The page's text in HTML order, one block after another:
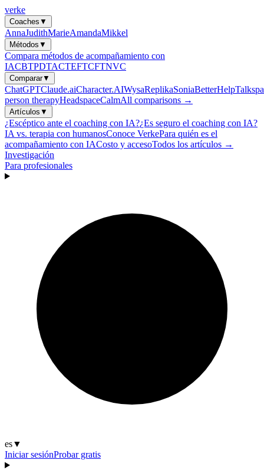
verke
Coaches ▼
AnnaJudithMarieAmandaMikkel
Métodos ▼
Compara métodos de acompañamiento con
IACBTPDTACTEFTCFTNVC
Comparar▼
ChatGPTClaude.aiCharacter.AIWysaReplikaSoniaBetterHelp
person therapyHeadspaceCalmAll comparisons →
Artículos ▼
¿Escéptico ante el coaching con IA?¿Es seguro el coaching con IA?
IA vs. terapia con humanosConoce VerkePara quién es el
acompañamiento con IACosto y accesoTodos los artículos →
Investigación
Para profesionales
es▼
Iniciar sesiónProbar gratis